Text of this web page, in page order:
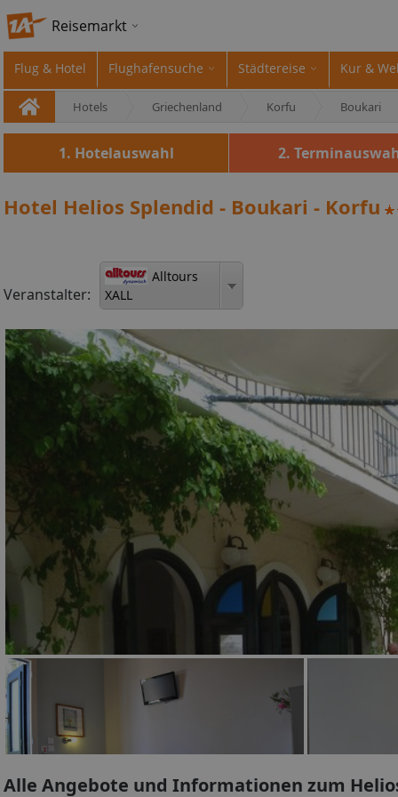
Reisemarkt
Flug & Hotel Flughafensuche Städtereise Kur &
Hotels Griechenland Korfu Boukari
1. Hotelauswahl 2.
Hotel Helios Splendid - Boukari - Korfu
Veranstalter:
Alltours
XALL
Alle Angebote und Informationen zum